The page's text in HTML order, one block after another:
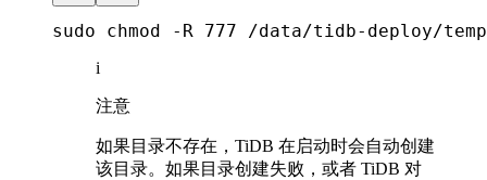
sudo chmod -R 777 /data/tidb-deploy/
i
注意
如果目录不存在，TiDB 在启动时会自动创建
该目录。如果目录创建失败，或者 TiDB 对